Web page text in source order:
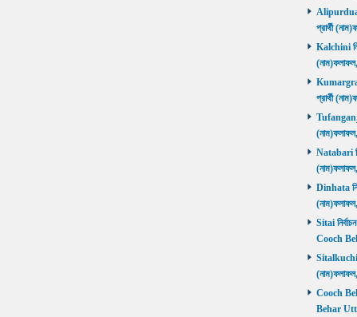
প্রার্থী
Kalchini
প্রার্থী
Tufanganj
Natabari
Dinhata
Sitai
Cooch
Sitalkuchi
Cooch
Behar